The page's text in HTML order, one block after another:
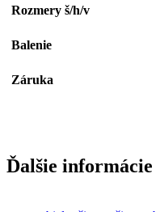
Rozmery š/h/v
Balenie
Záruka
Ďalšie informácie